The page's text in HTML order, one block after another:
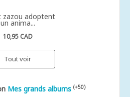
zazou adoptent
un anima...
10,95 CAD
Tout voir
Mes grands albums (+50)